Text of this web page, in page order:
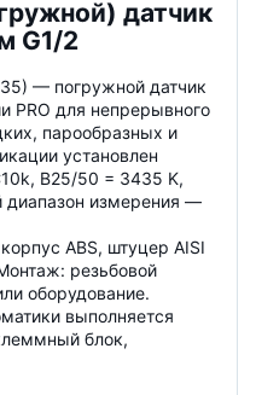
датчик
G1/2
— погружной датчик
PRO для непрерывного
парообразных и
установлен
B25/50 = 3435 K,
диапазон измерения —
ABS, штуцер AISI
резьбовой
оборудование.
выполняется
блок,